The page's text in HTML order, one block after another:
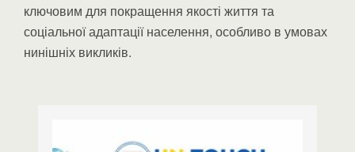
ключовим для покращення якості життя та
соціальної адаптації населення, особливо в умовах
нинішніх викликів.